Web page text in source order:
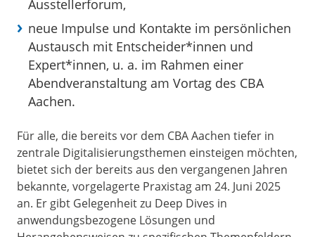
Ausstellerforum,
neue Impulse und Kontakte im persönlichen
Austausch mit Entscheider*innen und
Expert*innen, u. a. im Rahmen einer
Abendveranstaltung am Vortag des CBA
Aachen.
Für alle, die bereits vor dem CBA Aachen tiefer in
zentrale Digitalisierungsthemen einsteigen möchten,
bietet sich der bereits aus den vergangenen Jahren
bekannte, vorgelagerte Praxistag am 24. Juni 2025
an. Er gibt Gelegenheit zu Deep Dives in
anwendungsbezogene Lösungen und